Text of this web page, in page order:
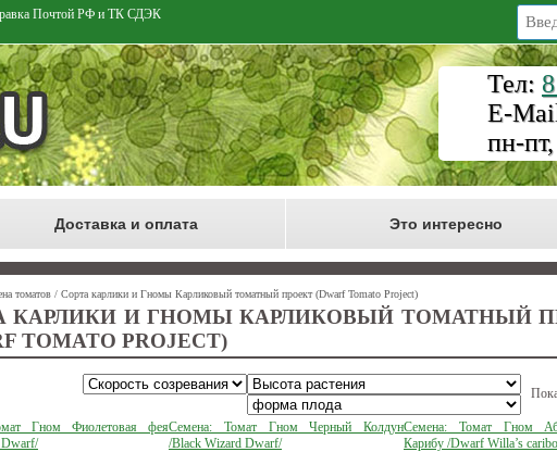
Почтой РФ и ТК СДЭК
Тел:
E-
пн-
Доставка и оплата Это интересно
томатов / Сорта карлики и Гномы Карликовый томатный проект (Dwarf Tomato Project)
КАРЛИКИ И ГНОМЫ КАРЛИКОВЫЙ ТОМАТНЫЙ
TOMATO PROJECT)
Гном Фиолетовая феяСемена: Томат Гном Черный Колдун
/Black Wizard Dwarf/
Семена: Томат Гном
Карибу /Dwarf Willa’s